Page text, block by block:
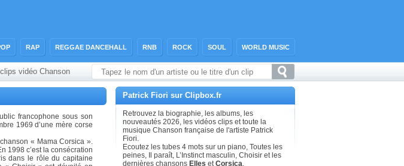
RAP REGGAE DANCEHALL RNB ROCK SOUL WORLD MUSIC
vidéo Chanson
francophone sous son
1969 d’une mère corse
« Mama Corsica ».
1998 c’est la consécration
dans le rôle du capitaine
Patrick Fiori sur Clipbox.fr
Retrouvez la biographie, les albums, les
nouveautés 2026, les vidéos clips et toute la
musique Chanson française de l'artiste Patrick
Fiori.
Ecoutez les tubes 4 mots sur un piano, Toutes les
peines, Il paraît, L’Instinct masculin, Choisir et les
dernières chansons Elles etCorsica.